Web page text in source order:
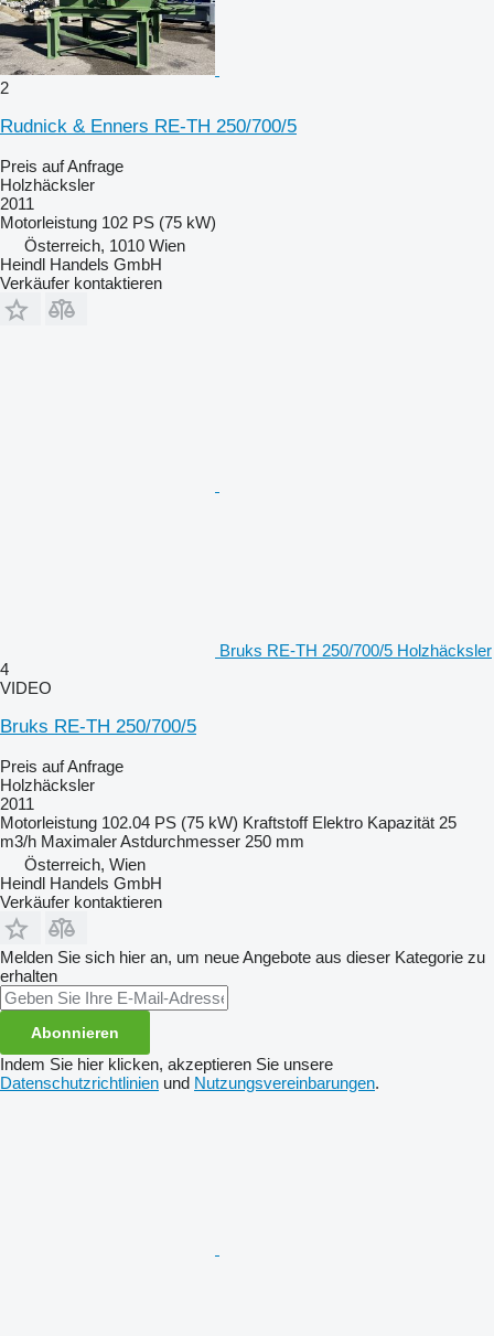
2
Rudnick & Enners RE-TH 250/700/5
Preis auf Anfrage
Holzhäcksler
2011
Motorleistung 102 PS (75 kW)
Österreich, 1010 Wien
Heindl Handels GmbH
Verkäufer kontaktieren
Bruks RE-TH 250/700/5 Holzhäcksler
4
VIDEO
Bruks RE-TH 250/700/5
Preis auf Anfrage
Holzhäcksler
2011
Motorleistung 102.04 PS (75 kW) Kraftstoff Elektro Kapazität 25
m3/h Maximaler Astdurchmesser 250 mm
Österreich, Wien
Heindl Handels GmbH
Verkäufer kontaktieren
Melden Sie sich hier an, um neue Angebote aus dieser Kategorie zu
erhalten
Abonnieren
Indem Sie hier klicken, akzeptieren Sie unsere
Datenschutzrichtlinien und Nutzungsvereinbarungen.